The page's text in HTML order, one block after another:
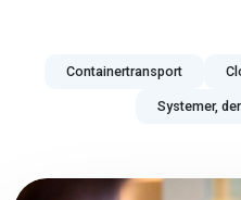
Containertransport
Systemer,